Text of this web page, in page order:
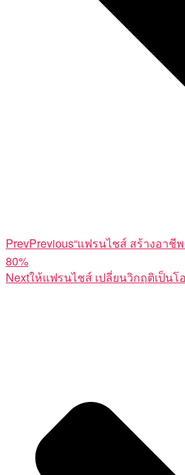
PrevPrevious“แฟรนไชส์ สร้างอาชี
80%
Nextให้แฟรนไชส์ เปลี่ยนวิกฤติเป็น